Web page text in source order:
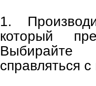
1.
который
Выбирайте
справляться